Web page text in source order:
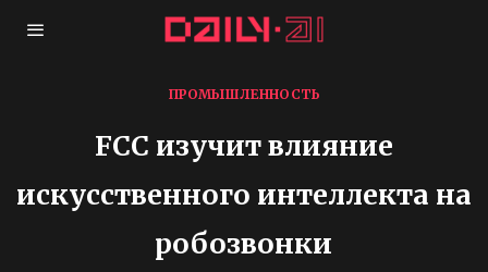
ПРОМЫШЛЕННОСТЬ
FCC изучит влияние
искусственного интеллекта на
робозвонки